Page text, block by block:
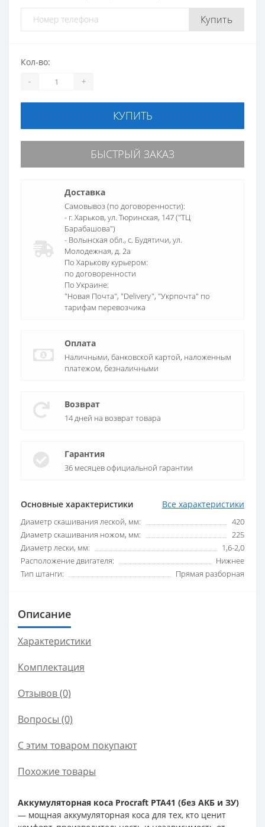
Купить
Основные характеристики Все характеристики
Диаметр скашивания леской, мм:
420
Диаметр скашивания ножом, мм:
225
Диаметр лески, мм:
1,6-2,0
Расположение двигателя:
Нижнее
Тип штанги:
Прямая разборная
Кол-во:
- +
КУПИТЬ
БЫСТРЫЙ ЗАКАЗ
Доставка
Самовывоз (по договоренности):
- г. Харьков, ул. Тюринская, 147 ("ТЦ
Барабашова")
- Волынская обл., c. Будятичи, ул.
Молодежная, д. 2а
По Харькову курьером:
по договоренности
По Украине:
"Новая Почта", "Delivery", "Укрпочта" по
тарифам перевозчика
Оплата
Наличными, банковской картой, наложенным
платежом, безналичными
Возврат
14 дней на возврат товара
Гарантия
36 месяцев официальной гарантии
Описание
Характеристики
Комплектация
Отзывов (0)
Вопросы (0)
С этим товаром покупают
Похожие товары
Аккумуляторная коса Procraft PTA41 (без АКБ и ЗУ)
— мощная аккумуляторная коса для тех, кто ценит